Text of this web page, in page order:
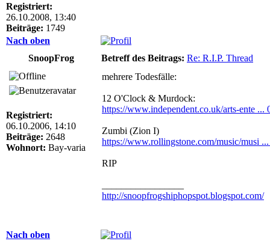
Registriert:
26.10.2008, 13:40
Beiträge: 1749
Nach oben
SnoopFrog
Betreff des Beitrags: Re: R.I.P. Thread
Registriert:
06.10.2006, 14:10
Beiträge: 2648
Wohnort: Bay-varia
mehrere Todesfälle:
12 O'Clock & Murdock:
https://www.independent.co.uk/arts-ente ...
Zumbi (Zion I)
https://www.rollingstone.com/music/musi
RIP
http://snoopfrogshiphopspot.blogspot.com/
Nach oben